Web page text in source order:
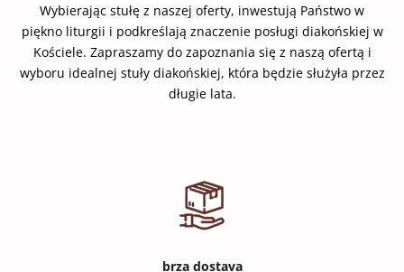
Wybierając stułę z naszej oferty, inwestują Państwo w
piękno liturgii i podkreślają znaczenie posługi diakońskiej w
Kościele. Zapraszamy do zapoznania się z naszą ofertą i
wyboru idealnej stuły diakońskiej, która będzie służyła przez
długie lata.
brza dostava